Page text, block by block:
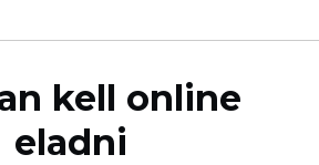
kell online
eladni